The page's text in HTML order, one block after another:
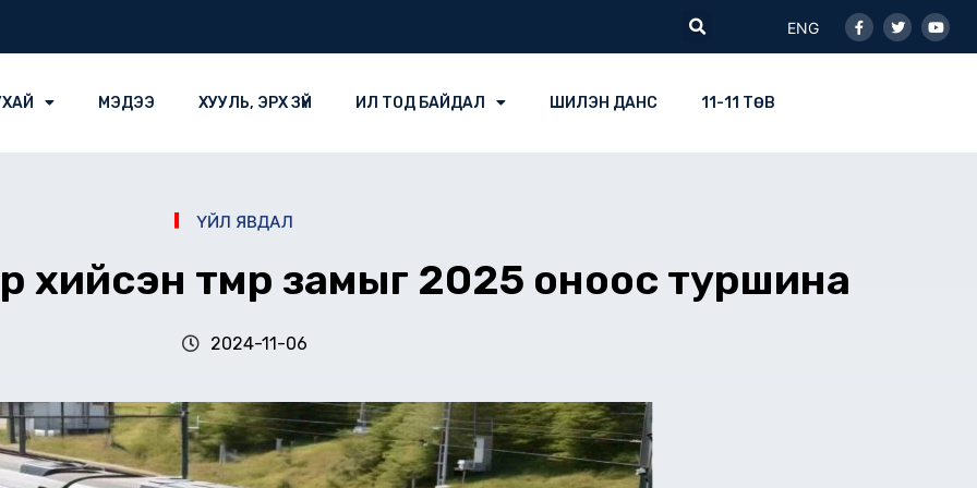
Search
ENG
f
МЭДЭЭ ХУУЛЬ, ЭРХ ЗҮЙ ИЛ ТОД БАЙДАЛ ШИЛЭН ДАНС 11-11 ТӨВ
ҮЙЛ ЯВДАЛ
хийсэн төмөр замыг 2025 оноос туршина
2024-11-06